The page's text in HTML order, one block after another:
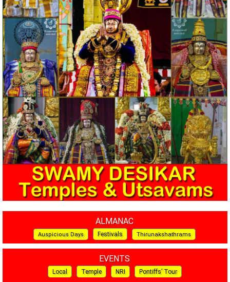
ALMANAC
Auspicious Days Festivals Thirunakshathrams
EVENTS
Local Temple NRI Pontiffs’ Tour